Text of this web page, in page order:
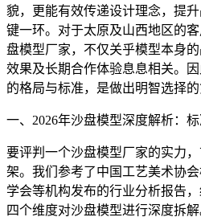
貌，更能有效传递设计理念，提
键一环。对于太原及山西地区的
盘模型厂家，不仅关乎模型本身
效果及长期合作体验息息相关。
的格局与标准，是做出明智选择的
一、2026年沙盘模型深度解析：
要评判一个沙盘模型厂家的实力
架。我们参考了中国工艺美术协
学会等机构发布的行业分析报告
四个维度对沙盘模型进行深度拆解